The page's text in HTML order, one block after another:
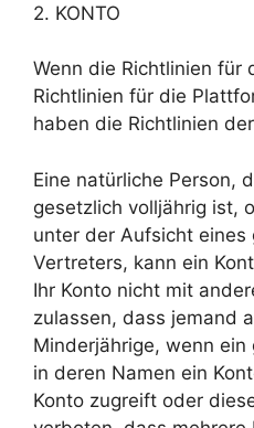
2. KONTO
Wenn die Richtlinien für
Richtlinien für die
haben die Richtlinien
Eine natürliche Person,
gesetzlich volljährig ist,
unter der Aufsicht eines
Vertreters, kann ein
Ihr Konto nicht mit
zulassen, dass jemand
Minderjährige, wenn
in deren Namen ein
Konto zugreift oder